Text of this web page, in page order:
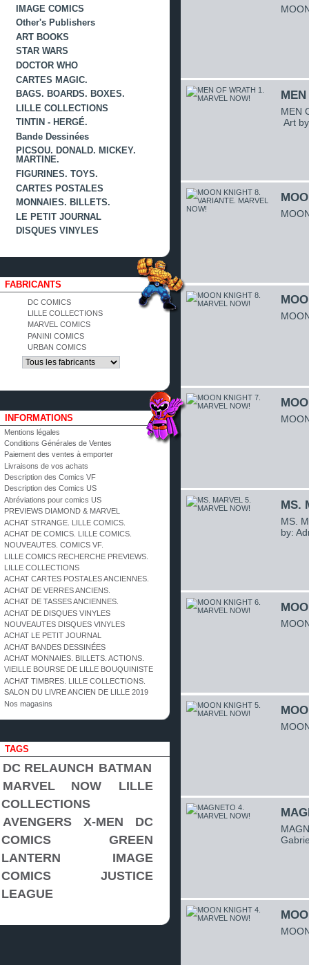
IMAGE COMICS
Other's Publishers
ART BOOKS
STAR WARS
DOCTOR WHO
CARTES MAGIC.
BAGS. BOARDS. BOXES.
LILLE COLLECTIONS
TINTIN - HERGÉ.
Bande Dessinées
PICSOU. DONALD. MICKEY.
MARTINE.
FIGURINES. TOYS.
CARTES POSTALES
MONNAIES. BILLETS.
LE PETIT JOURNAL
DISQUES VINYLES
FABRICANTS
DC COMICS
LILLE COLLECTIONS
MARVEL COMICS
PANINI COMICS
URBAN COMICS
INFORMATIONS
Mentions légales
Conditions Générales de Ventes
Paiement des ventes à emporter
Livraisons de vos achats
Description des Comics VF
Description des Comics US
Abréviations pour comics US
PREVIEWS DIAMOND & MARVEL
ACHAT STRANGE. LILLE COMICS.
ACHAT DE COMICS. LILLE COMICS.
NOUVEAUTES. COMICS VF.
LILLE COMICS RECHERCHE PREVIEWS.
LILLE COLLECTIONS
ACHAT CARTES POSTALES ANCIENNES.
ACHAT DE VERRES ANCIENS.
ACHAT DE TASSES ANCIENNES.
ACHAT DE DISQUES VINYLES
NOUVEAUTES DISQUES VINYLES
ACHAT LE PETIT JOURNAL
ACHAT BANDES DESSINÉES
ACHAT MONNAIES. BILLETS. ACTIONS.
VIEILLE BOURSE DE LILLE BOUQUINISTE
ACHAT TIMBRES. LILLE COLLECTIONS.
SALON DU LIVRE ANCIEN DE LILLE 2019
Nos magasins
TAGS
DC RELAUNCH BATMAN
MARVEL NOW
LILLE
COLLECTIONS
AVENGERS
X-MEN
DC
COMICS
GREEN
LANTERN
IMAGE
COMICS
JUSTICE
LEAGUE
MEN
Art
MS.
MS.
by: